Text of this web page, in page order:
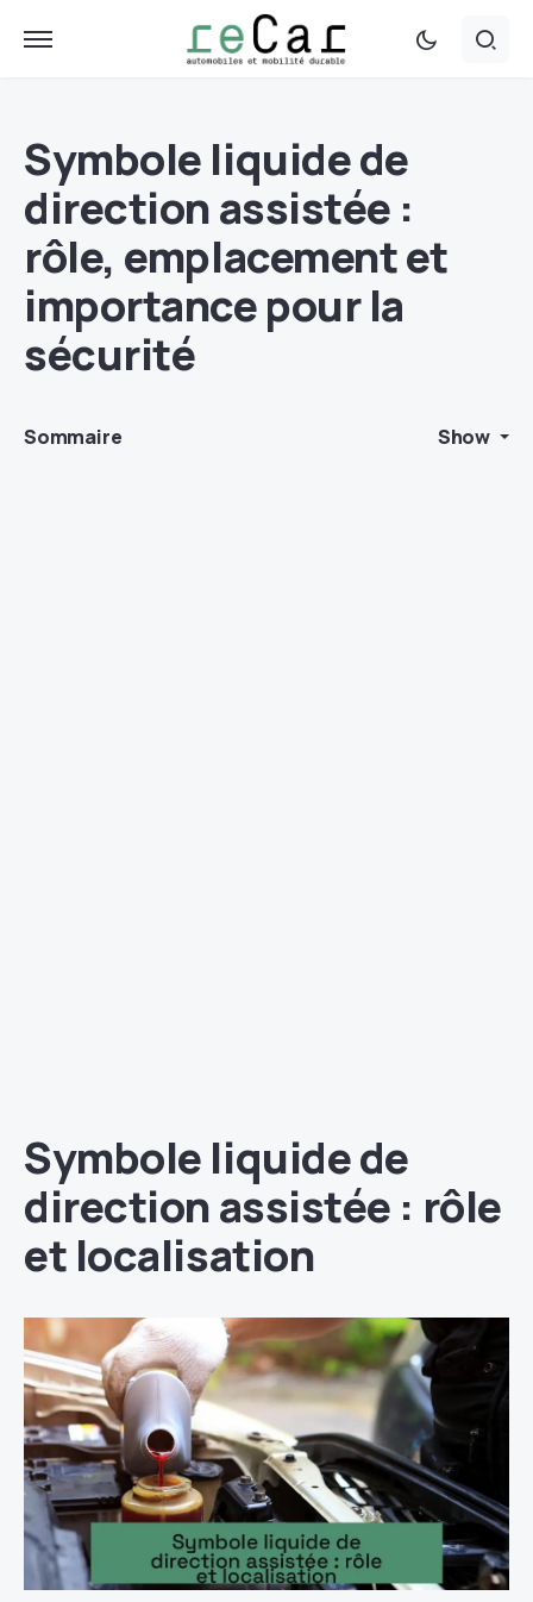
Symbole liquide de
direction assistée :
rôle, emplacement et
importance pour la
sécurité
Sommaire Show
Symbole liquide de
direction assistée : rôle
et localisation